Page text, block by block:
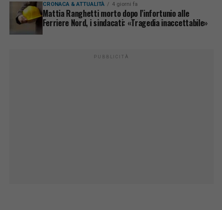
CRONACA & ATTUALITÀ 4 giorni fa
Mattia Ranghetti morto dopo l’infortunio alle
Ferriere Nord, i sindacati: «Tragedia inaccettabile»
PUBBLICITÀ